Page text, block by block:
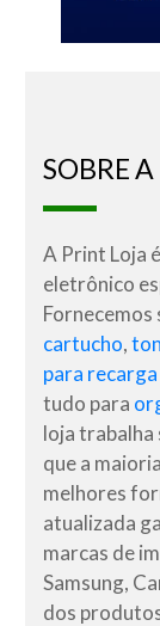
SOBRE
A Print Loja
eletrônico
cartucho,
para
tudo para
loja trabalha
que a
melhores
atualizada
marcas de
Samsung,
dos